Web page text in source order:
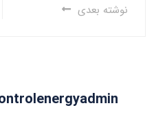
نوشته بعدی